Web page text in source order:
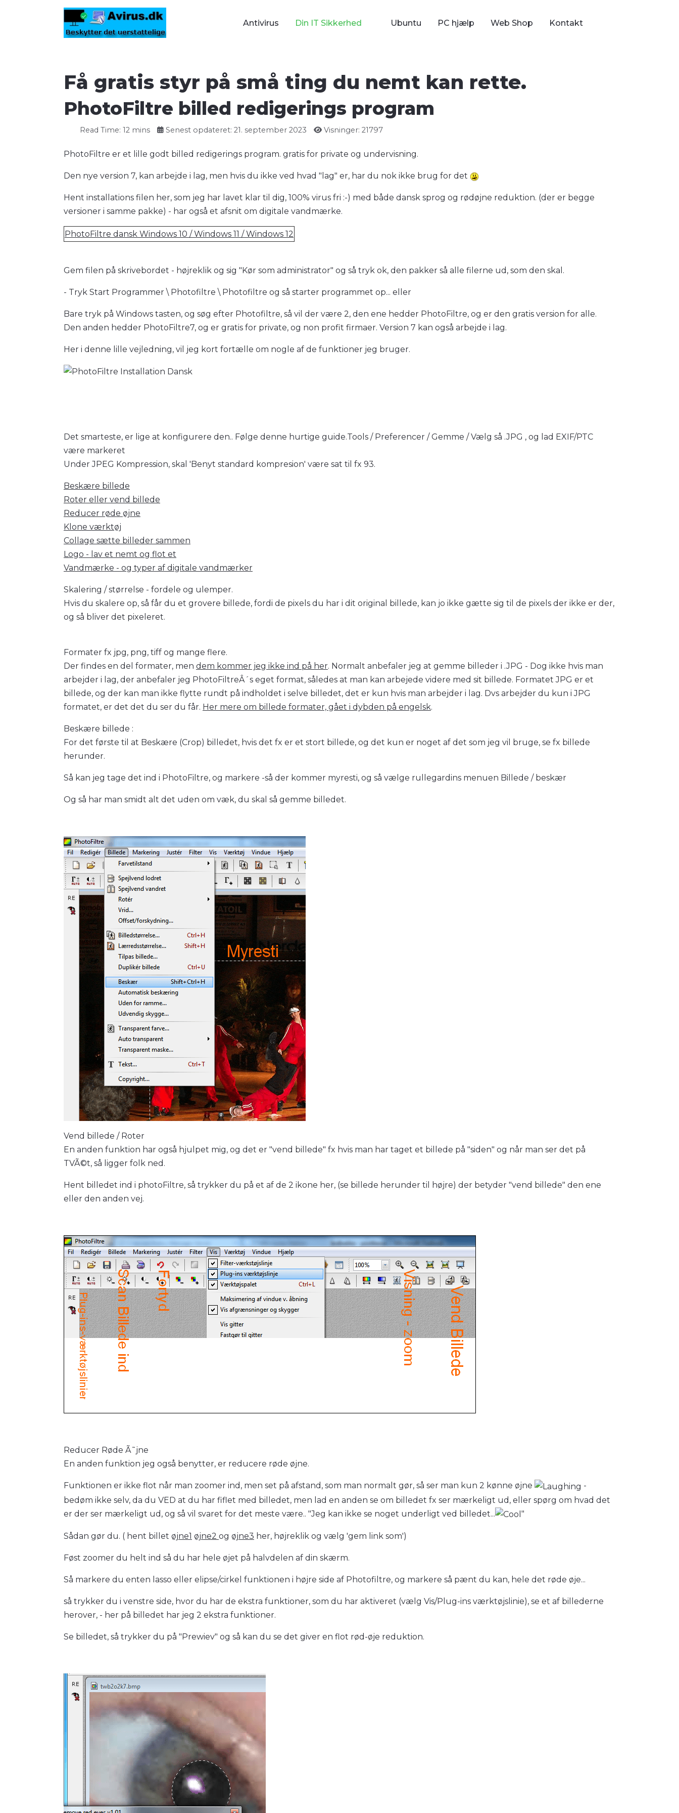
Antivirus Din IT Sikkerhed Ubuntu PC hjælp Web Shop Kontakt
Få gratis styr på små ting du nemt kan rette.
PhotoFiltre billed redigerings program
Read Time: 12 mins Senest opdateret: 21. september 2023 Visninger: 21797
PhotoFiltre er et lille godt billed redigerings program. gratis for private og undervisning.
Den nye version 7, kan arbejde i lag, men hvis du ikke ved hvad "lag" er, har du nok ikke brug for det
Hent installations filen her, som jeg har lavet klar til dig, 100% virus fri :-) med både dansk sprog og rødøjne reduktion. (der er begge
versioner i samme pakke) - har også et afsnit om digitale vandmærke.
PhotoFiltre dansk Windows 10 / Windows 11 / Windows 12
Gem filen på skrivebordet - højreklik og sig "Kør som administrator" og så tryk ok, den pakker så alle filerne ud, som den skal.
- Tryk Start Programmer \ Photofiltre \ Photofiltre og så starter programmet op... eller
Bare tryk på Windows tasten, og søg efter Photofiltre, så vil der være 2, den ene hedder PhotoFiltre, og er den gratis version for alle.
Den anden hedder PhotoFiltre7, og er gratis for private, og non profit firmaer. Version 7 kan også arbejde i lag.
Her i denne lille vejledning, vil jeg kort fortælle om nogle af de funktioner jeg bruger.
Det smarteste, er lige at konfigurere den.. Følge denne hurtige guide.Tools / Preferencer / Gemme / Vælg så .JPG , og lad EXIF/PTC
være markeret
Under JPEG Kompression, skal 'Benyt standard kompresion' være sat til fx 93.
Beskære billede
Roter eller vend billede
Reducer røde øjne
Klone værktøj
Collage sætte billeder sammen
Logo - lav et nemt og flot et
Vandmærke - og typer af digitale vandmærker
Skalering / størrelse - fordele og ulemper.
Hvis du skalere op, så får du et grovere billede, fordi de pixels du har i dit original billede, kan jo ikke gætte sig til de pixels der ikke er der,
og så bliver det pixeleret.
Formater fx jpg, png, tiff og mange flere.
Der findes en del formater, men dem kommer jeg ikke ind på her. Normalt anbefaler jeg at gemme billeder i .JPG - Dog ikke hvis man
arbejder i lag, der anbefaler jeg PhotoFiltreÂ´s eget format, således at man kan arbejede videre med sit billede. Formatet JPG er et
billede, og der kan man ikke flytte rundt på indholdet i selve billedet, det er kun hvis man arbejder i lag. Dvs arbejder du kun i JPG
formatet, er det det du ser du får. Her mere om billede formater, gået i dybden på engelsk.
Beskære billede :
For det første til at Beskære (Crop) billedet, hvis det fx er et stort billede, og det kun er noget af det som jeg vil bruge, se fx billede
herunder.
Så kan jeg tage det ind i PhotoFiltre, og markere -så der kommer myresti, og så vælge rullegardins menuen Billede / beskær
Og så har man smidt alt det uden om væk, du skal så gemme billedet.
Vend billede / Roter
En anden funktion har også hjulpet mig, og det er "vend billede" fx hvis man har taget et billede på "siden" og når man ser det på
TVÃ©t, så ligger folk ned.
Hent billedet ind i photoFiltre, så trykker du på et af de 2 ikone her, (se billede herunder til højre) der betyder "vend billede" den ene
eller den anden vej.
Reducer Røde Ã˜jne
En anden funktion jeg også benytter, er reducere røde øjne.
Funktionen er ikke flot når man zoomer ind, men set på afstand, som man normalt gør, så ser man kun 2 kønne øjne
-
bedøm ikke selv, da du VED at du har fiflet med billedet, men lad en anden se om billedet fx ser mærkeligt ud, eller spørg om hvad det
er der ser mærkeligt ud, og så vil svaret for det meste være.. "Jeg kan ikke se noget underligt ved billedet...
"
Sådan gør du. ( hent billet øjne1 øjne2 og øjne3 her, højreklik og vælg 'gem link som')
Føst zoomer du helt ind så du har hele øjet på halvdelen af din skærm.
Så markere du enten lasso eller elipse/cirkel funktionen i højre side af Photofiltre, og markere så pænt du kan, hele det røde øje...
så trykker du i venstre side, hvor du har de ekstra funktioner, som du har aktiveret (vælg Vis/Plug-ins værktøjslinie), se et af billederne
herover, - her på billedet har jeg 2 ekstra funktioner.
Se billedet, så trykker du på "Prewiev" og så kan du se det giver en flot rød-øje reduktion.